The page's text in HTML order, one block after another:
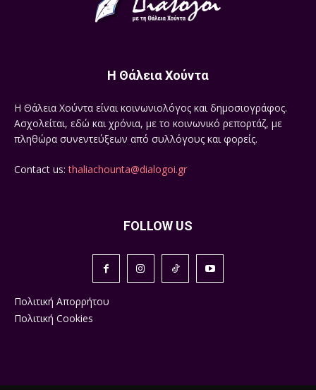
Η Θάλεια Χούντα
Η Θάλεια Χούντα είναι κοινωνιολόγος και δημοσιογράφος.
Ασχολείται, εδώ και χρόνια, με το κοινωνικό ρεπορτάζ, με
πληθώρα συνεντεύξεων από συλλόγους και φορείς.
Contact us:thaliachounta@dialogoi.gr
FOLLOW US
Πολιτική Απορρήτου
Πολιτική Cookies